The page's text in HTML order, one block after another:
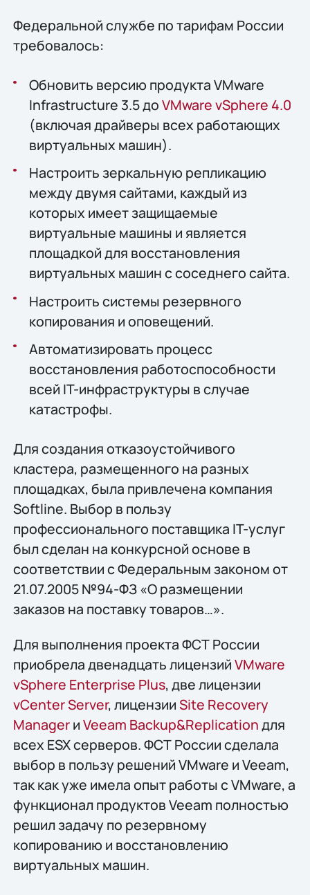
Федеральной службе по тарифам России
требовалось:
Обновить версию продукта VMware
Infrastructure 3.5 доVMware vSphere 4.0
(включая драйверы всех работающих
виртуальных машин).
Настроить зеркальную репликацию
между двумя сайтами, каждый из
которых имеет защищаемые
виртуальные машины и является
площадкой для восстановления
виртуальных машин с соседнего сайта.
Настроить системы резервного
копирования и оповещений.
Автоматизировать процесс
восстановления работоспособности
всей IT-инфраструктуры в случае
катастрофы.
Для создания отказоустойчивого
кластера, размещенного на разных
площадках, была привлечена компания
Softline. Выбор в пользу
профессионального поставщика IT-услуг
был сделан на конкурсной основе в
соответствии с Федеральным законом от
21.07.2005 №94-ФЗ «О размещении
заказов на поставку товаров…».
Для выполнения проекта ФСТ России
приобрела двенадцать лицензийVMware
vSphere Enterprise Plus, две лицензии
vCenter Server, лицензииSite Recovery
ManagerиVeeam Backup&Replicationдля
всех ESX серверов. ФСТ России сделала
выбор в пользу решений VMware и Veeam,
так как уже имела опыт работы с VMware, а
функционал продуктов Veeam полностью
решил задачу по резервному
копированию и восстановлению
виртуальных машин.